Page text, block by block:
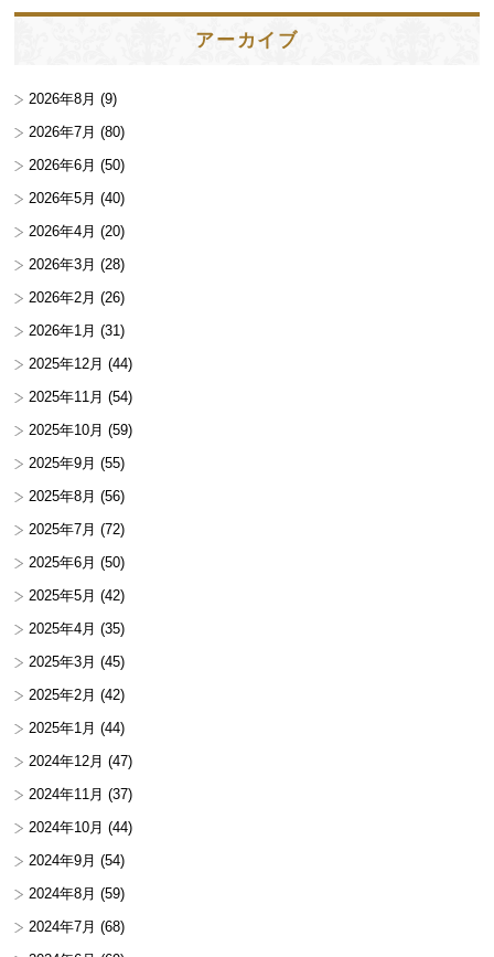
アーカイブ
2026年8月 (9)
2026年7月 (80)
2026年6月 (50)
2026年5月 (40)
2026年4月 (20)
2026年3月 (28)
2026年2月 (26)
2026年1月 (31)
2025年12月 (44)
2025年11月 (54)
2025年10月 (59)
2025年9月 (55)
2025年8月 (56)
2025年7月 (72)
2025年6月 (50)
2025年5月 (42)
2025年4月 (35)
2025年3月 (45)
2025年2月 (42)
2025年1月 (44)
2024年12月 (47)
2024年11月 (37)
2024年10月 (44)
2024年9月 (54)
2024年8月 (59)
2024年7月 (68)